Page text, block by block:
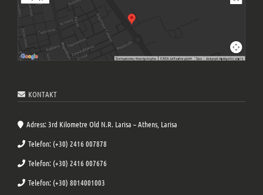
KΟΝΤΑΚΤ
Adress: 3rd Kilometre Old N.R. Larisa – Athens, Larisa
Telefon: (+30) 2416 007878
Telefon: (+30) 2416 007676
Telefon: (+30) 8014001003